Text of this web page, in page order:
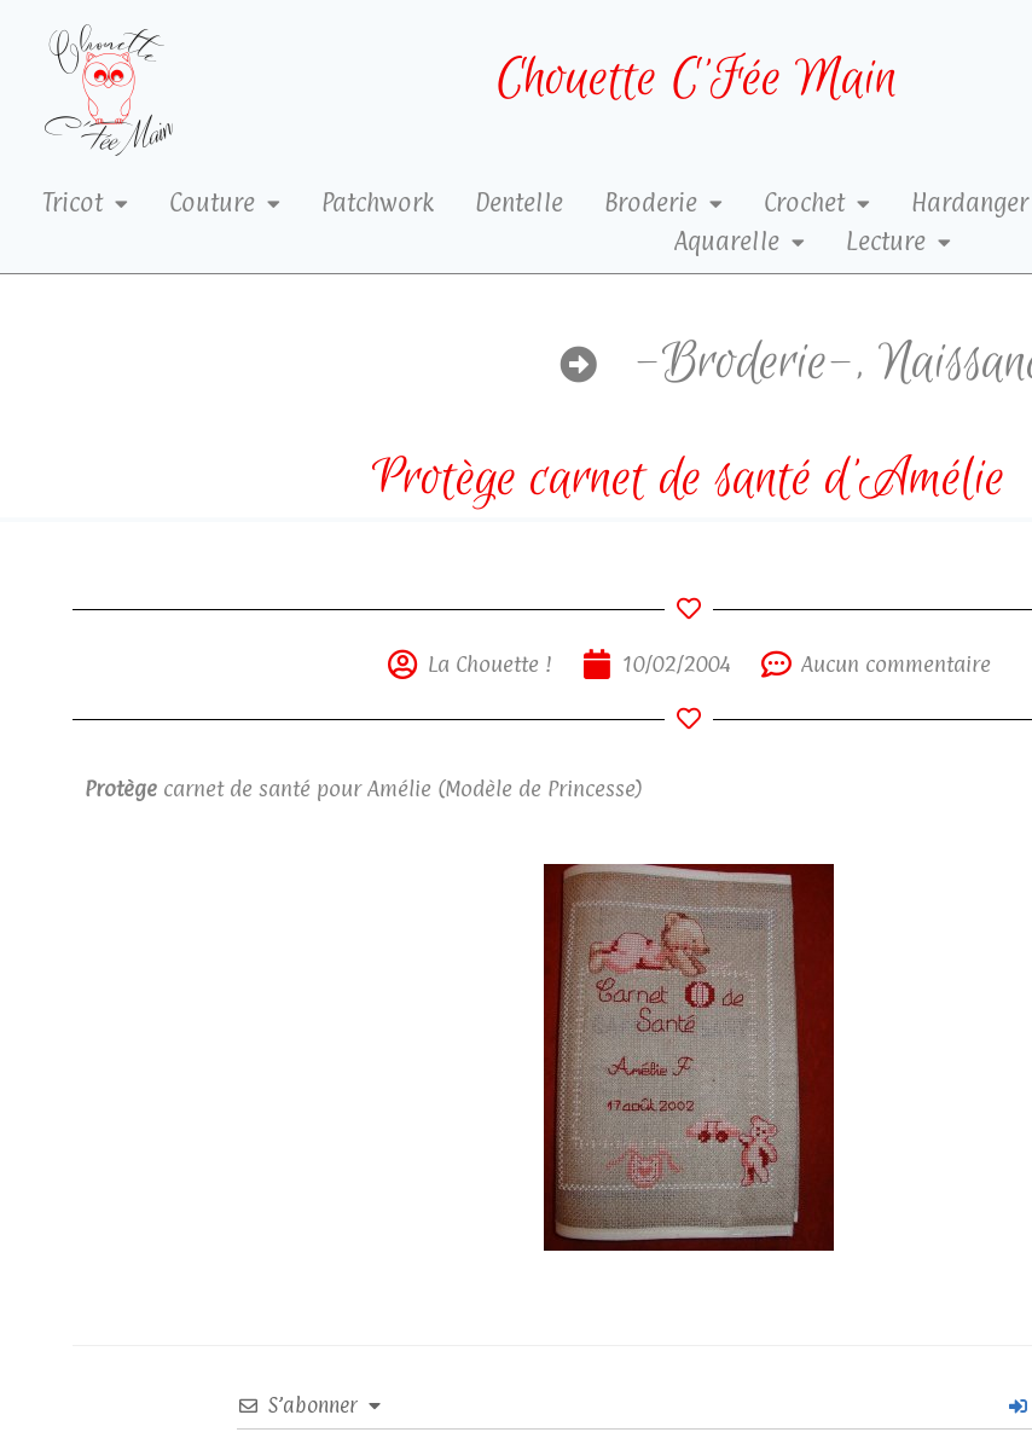
Chouette C’Fée Main
Tricot Couture Patchwork Dentelle Broderie Crochet Hardanger
Aquarelle
Lecture
-Broderie-,
Protège carnet de santé d’Amélie
La Chouette ! 10/02/2004 Aucun commentaire
Protège carnet de santé pour Amélie (Modèle de Princesse)
S’abonner